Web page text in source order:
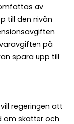
av
till den nivån
på
spara upp till
regeringen att
om skatter och